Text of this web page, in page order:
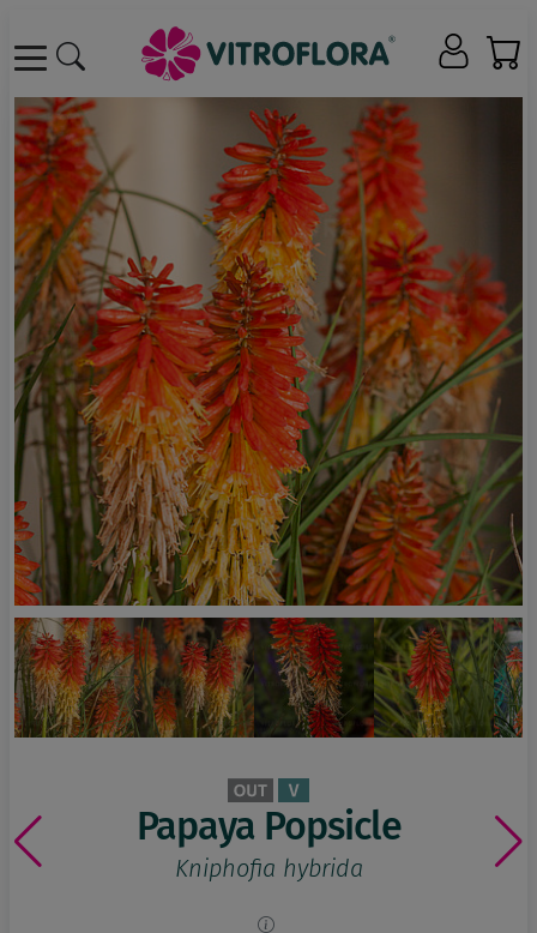
Papaya Popsicle
Kniphofia hybrida